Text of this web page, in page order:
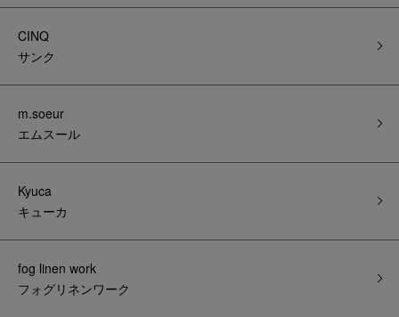
CINQ
サンク
m.soeur
エムスール
Kyuca
キューカ
fog linen work
フォグリネンワーク